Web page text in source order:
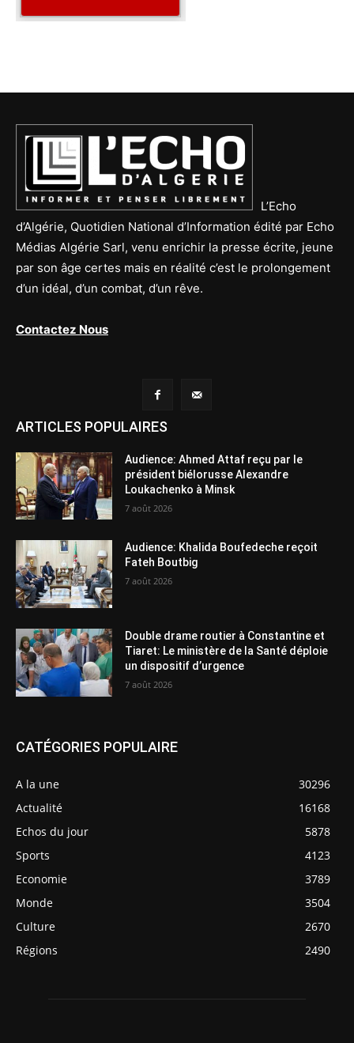
L’Echo
d’Algérie, Quotidien National d’Information édité par Echo
Médias Algérie Sarl, venu enrichir la presse écrite, jeune
par son âge certes mais en réalité c’est le prolongement
d’un idéal, d’un combat, d’un rêve.
Contactez Nous
ARTICLES POPULAIRES
Audience: Ahmed Attaf reçu par le
président biélorusse Alexandre
Loukachenko à Minsk
7 août 2026
Audience: Khalida Boufedeche reçoit
Fateh Boutbig
7 août 2026
Double drame routier à Constantine et
Tiaret: Le ministère de la Santé déploie
un dispositif d’urgence
7 août 2026
CATÉGORIES POPULAIRE
A la une
30296
Actualité
16168
Echos du jour
5878
Sports
4123
Economie
3789
Monde
3504
Culture
2670
Régions
2490